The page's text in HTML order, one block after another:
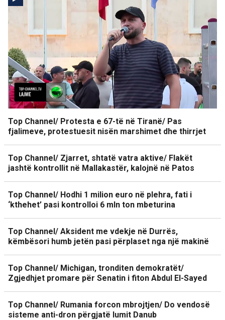
Top Channel/ Protesta e 67-të në Tiranë/ Pas
fjalimeve, protestuesit nisën marshimet dhe thirrjet
Top Channel/ Zjarret, shtatë vatra aktive/ Flakët
jashtë kontrollit në Mallakastër, kalojnë në Patos
Top Channel/ Hodhi 1 milion euro në plehra, fati i
‘kthehet’ pasi kontrolloi 6 mln ton mbeturina
Top Channel/ Aksident me vdekje në Durrës,
këmbësori humb jetën pasi përplaset nga një makinë
Top Channel/ Michigan, tronditen demokratët/
Zgjedhjet promare për Senatin i fiton Abdul El-Sayed
Top Channel/ Rumania forcon mbrojtjen/ Do vendosë
sisteme anti-dron përgjatë lumit Danub